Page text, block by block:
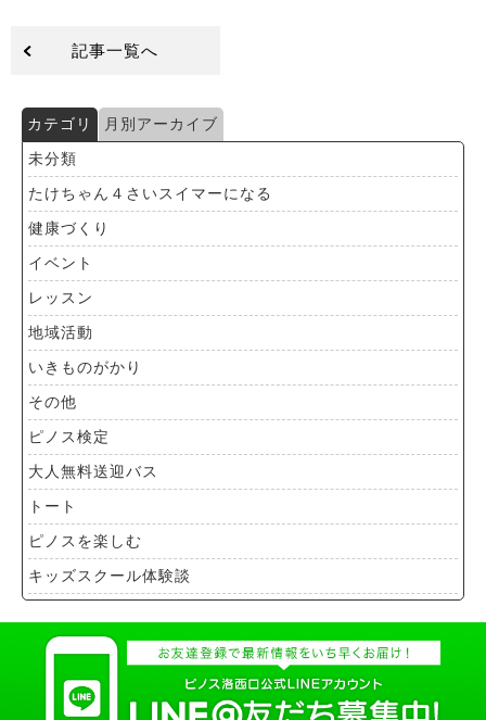
記事一覧へ
カテゴリ
月別アーカイブ
未分類
たけちゃん４さいスイマーになる
健康づくり
イベント
レッスン
地域活動
いきものがかり
その他
ピノス検定
大人無料送迎バス
トート
ピノスを楽しむ
キッズスクール体験談